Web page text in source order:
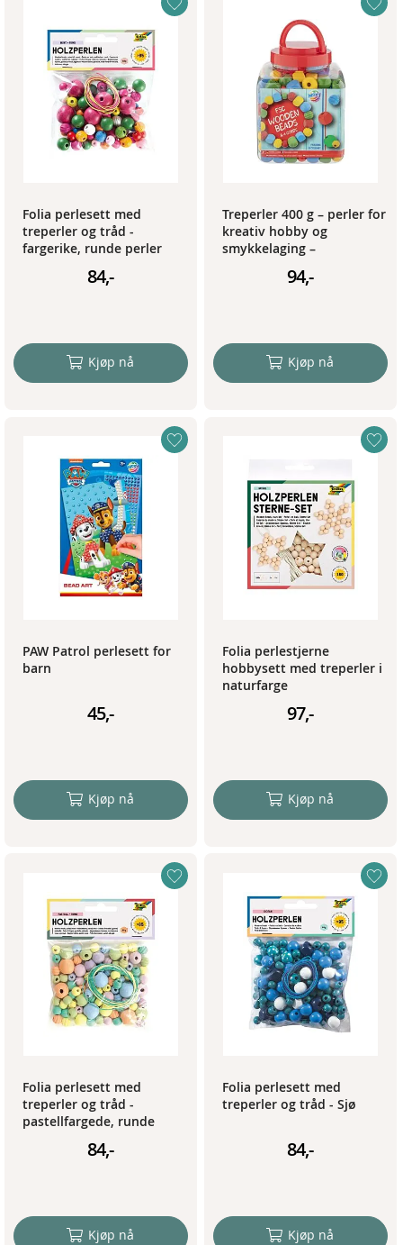
Folia perlesett med
treperler og tråd -
fargerike, runde perler
84,-
Kjøp nå
Treperler 400 g – perler for
kreativ hobby og
smykkelaging –
94,-
Kjøp nå
PAW Patrol perlesett for
barn
45,-
Kjøp nå
Folia perlestjerne
hobbysett med treperler i
naturfarge
97,-
Kjøp nå
Folia perlesett med
treperler og tråd -
pastellfargede, runde
84,-
Kjøp nå
Folia perlesett med
treperler og tråd - Sjø
84,-
Kjøp nå